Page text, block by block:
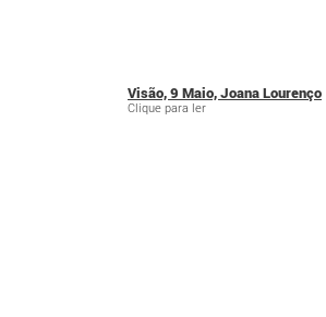
Visão, 9 Maio, Joana Lourenço
Clique para ler